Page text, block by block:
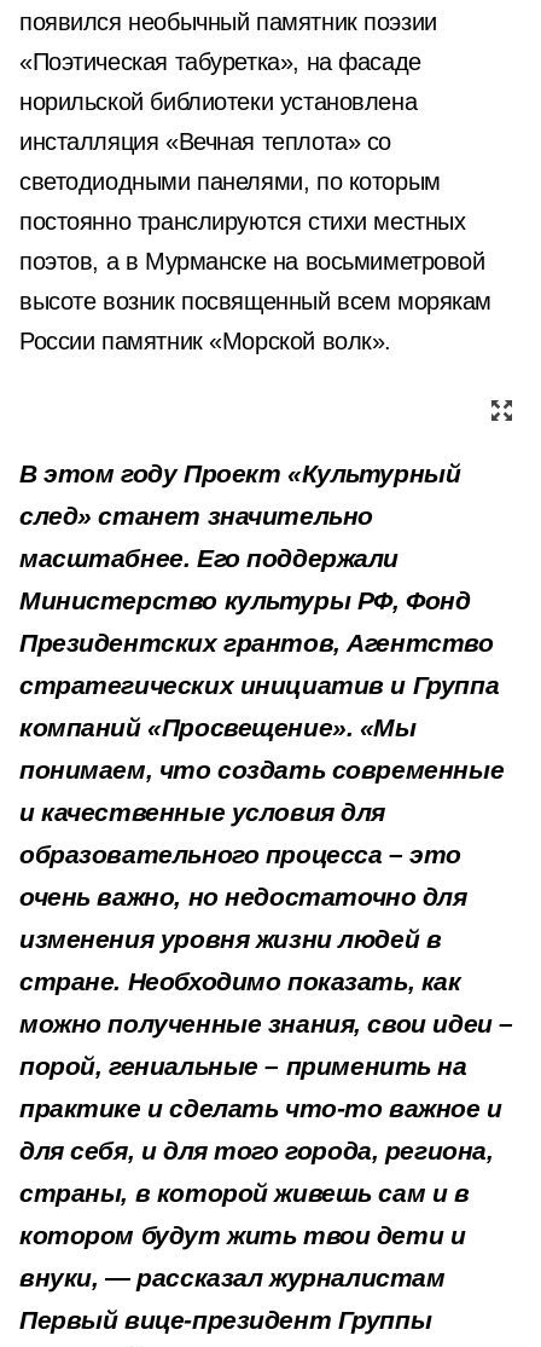
появился необычный памятник поэзии
«Поэтическая табуретка», на фасаде
норильской библиотеки установлена
инсталляция «Вечная теплота» со
светодиодными панелями, по которым
постоянно транслируются стихи местных
поэтов, а в Мурманске на восьмиметровой
высоте возник посвященный всем морякам
России памятник «Морской волк».
В этом году Проект «Культурный
след» станет значительно
масштабнее. Его поддержали
Министерство культуры РФ, Фонд
Президентских грантов, Агентство
стратегических инициатив и Группа
компаний «Просвещение». «Мы
понимаем, что создать современные
и качественные условия для
образовательного процесса – это
очень важно, но недостаточно для
изменения уровня жизни людей в
стране. Необходимо показать, как
можно полученные знания, свои идеи –
порой, гениальные – применить на
практике и сделать что-то важное и
для себя, и для того города, региона,
страны, в которой живешь сам и в
котором будут жить твои дети и
внуки, — рассказал журналистам
Первый вице-президент Группы